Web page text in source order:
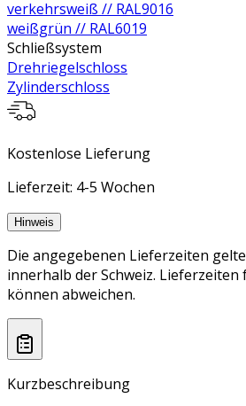
verkehrsweiß // RAL9016
weißgrün // RAL6019
Schließsystem
Drehriegelschloss
Zylinderschloss
Kostenlose Lieferung
Lieferzeit: 4-5 Wochen
Hinweis
Die angegebenen Lieferzeiten
innerhalb der Schweiz.
können abweichen.
Kurzbeschreibung